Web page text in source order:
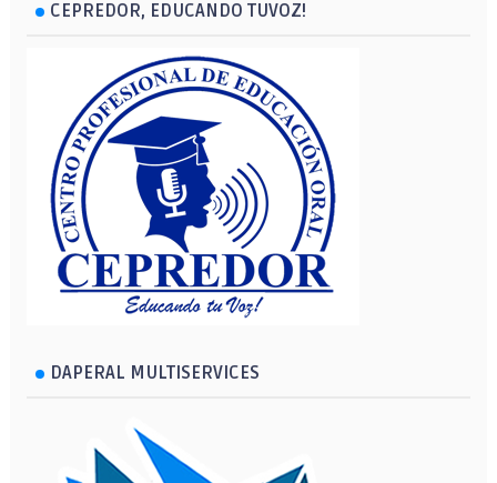
CEPREDOR, EDUCANDO TUVOZ!
DAPERAL MULTISERVICES